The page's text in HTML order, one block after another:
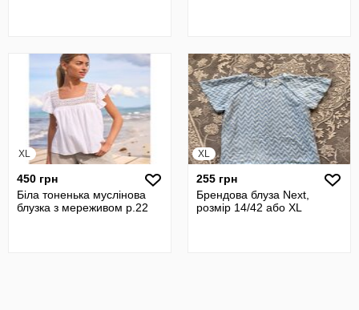
XL
450 грн
Біла тоненька муслінова
блузка з мереживом р.22
XL
255 грн
Брендова блуза Next,
розмір 14/42 або XL